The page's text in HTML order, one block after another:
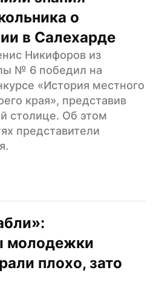
о
в Салехарде
Никифоров из
№ 6 победил на
«История местного
края», представив
столице. Об этом
представители
молодежки
плохо, зато